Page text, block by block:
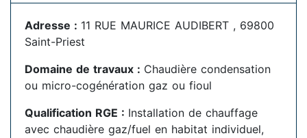
Adresse : 11 RUE MAURICE AUDIBERT , 69800
Saint-Priest
Domaine de travaux : Chaudière condensation
ou micro-cogénération gaz ou fioul
Qualification RGE : Installation de chauffage
avec chaudière gaz/fuel en habitat individuel,